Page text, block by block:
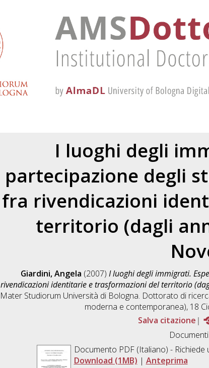
I luoghi degli
partecipazione degli
fra rivendicazioni
territorio (dagli
Giardini, Angela (2007) I luoghi degli immigrati.
rivendicazioni identitarie e trasformazioni del territorio
Mater Studiorum Università di Bologna. Dottorato di
moderna e contemporanea), 18
Salva citazione
Documento PDF(Italiano) - Richiede
Download (1MB) | Anteprima